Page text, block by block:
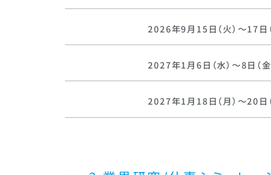
2026年9月15日（火）～17日（
2027年1月6日（水）～8日（金
2027年1月18日（月）～20日（